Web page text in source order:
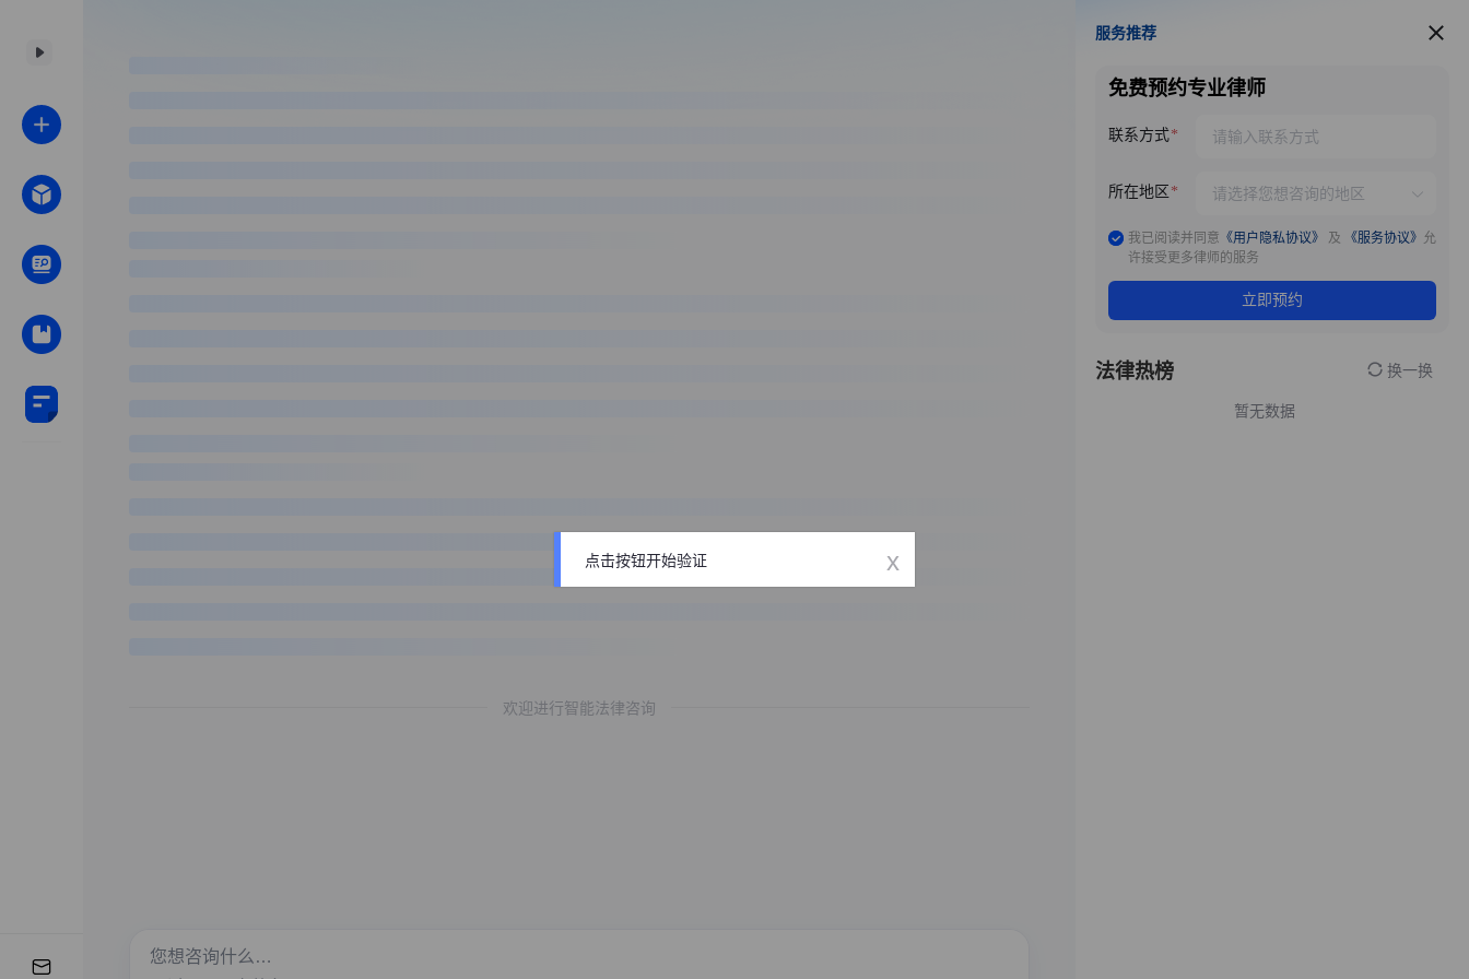
欢迎进行智能法律咨询
服务推荐
服务推荐
免费预约专业律师
联系方式
所在地区
我已阅读并同意 《用户隐私协议》 及 《服务协议》 允
许接受更多律师的服务
立即预约
法律热榜 换一换
暂无数据
点击按钮开始验证 x